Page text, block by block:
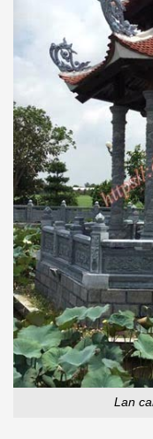
Lan